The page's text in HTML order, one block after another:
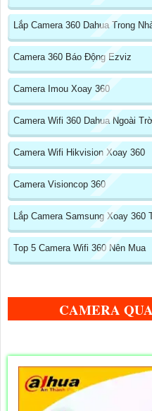
Lắp Camera 360 Dahua Trong
Camera 360 Báo Động Ezviz
Camera Imou Xoay 360
Camera Wifi 360 Dahua Ngoài
Camera Wifi Hikvision Xoay 360
Camera Visioncop 360
Lắp Camera Samsung Xoay 360
Top 5 Camera Wifi 360 Nên Mua
CAMERA